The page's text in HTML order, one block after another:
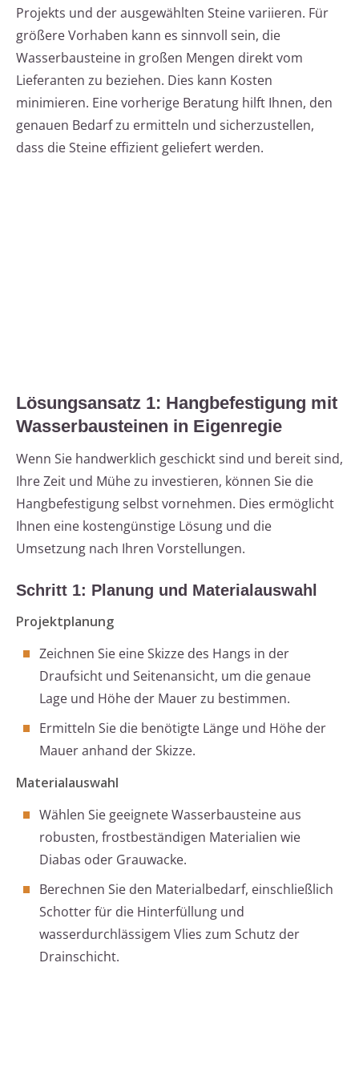
Projekts und der ausgewählten Steine variieren. Für
größere Vorhaben kann es sinnvoll sein, die
Wasserbausteine in großen Mengen direkt vom
Lieferanten zu beziehen. Dies kann Kosten
minimieren. Eine vorherige Beratung hilft Ihnen, den
genauen Bedarf zu ermitteln und sicherzustellen,
dass die Steine effizient geliefert werden.
Lösungsansatz 1: Hangbefestigung mit
Wasserbausteinen in Eigenregie
Wenn Sie handwerklich geschickt sind und bereit sind,
Ihre Zeit und Mühe zu investieren, können Sie die
Hangbefestigung selbst vornehmen. Dies ermöglicht
Ihnen eine kostengünstige Lösung und die
Umsetzung nach Ihren Vorstellungen.
Schritt 1: Planung und Materialauswahl
Projektplanung
Zeichnen Sie eine Skizze des Hangs in der
Draufsicht und Seitenansicht, um die genaue
Lage und Höhe der Mauer zu bestimmen.
Ermitteln Sie die benötigte Länge und Höhe der
Mauer anhand der Skizze.
Materialauswahl
Wählen Sie geeignete Wasserbausteine aus
robusten, frostbeständigen Materialien wie
Diabas oder Grauwacke.
Berechnen Sie den Materialbedarf, einschließlich
Schotter für die Hinterfüllung und
wasserdurchlässigem Vlies zum Schutz der
Drainschicht.